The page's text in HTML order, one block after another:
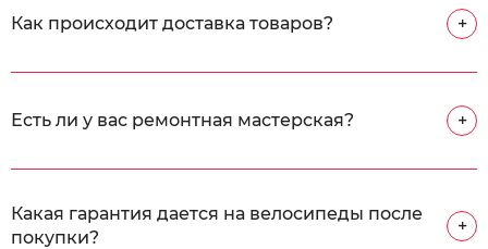
Как происходит доставка товаров? +
Есть ли у вас ремонтная мастерская? +
Какая гарантия дается на велосипеды после
покупки?
+